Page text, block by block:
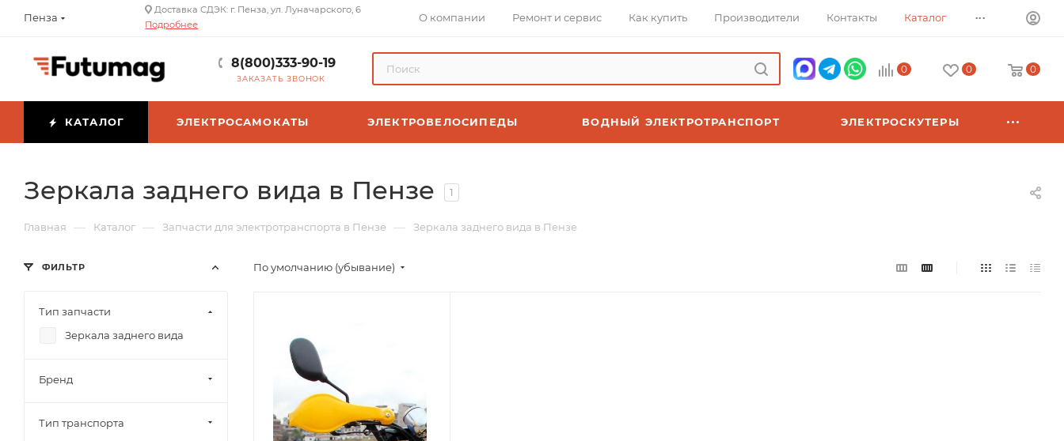
Пенза
Доставка СДЭК: г. Пенза, ул. Луначарского, 6
Подробнее
О компании Ремонт и сервис Как купить Производители Контакты Каталог ...
8(800)333-90-19
ЗАКАЗАТЬ ЗВОНОК
0 0 0
КАТАЛОГ ЭЛЕКТРОСАМОКАТЫ ЭЛЕКТРОВЕЛОСИПЕДЫ ВОДНЫЙ ЭЛЕКТРОТРАНСПОРТ ЭЛЕКТРОСКУТЕРЫ
Зеркала заднего вида в Пензе 1
Главная — Каталог — Запчасти для электротранспорта в Пензе — Зеркала заднего вида в Пензе
По умолчанию (убывание)
ФИЛЬТР
Тип запчасти
Зеркала заднего вида
Бренд
Тип транспорта